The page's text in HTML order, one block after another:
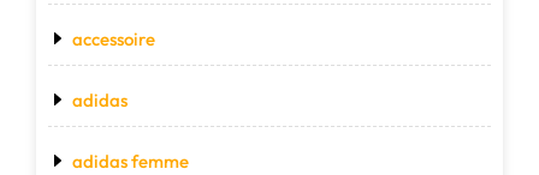
accessoire
adidas
adidas femme